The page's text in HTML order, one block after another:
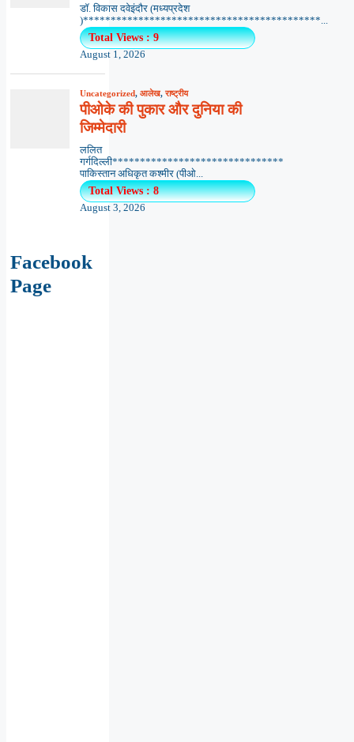
डॉ. विकास दवेइंदौर (मध्यप्रदेश
)*******************************************...
Total Views : 9
August 1, 2026
Uncategorized, आलेख,राष्ट्रीय
पीओके की पुकार और दुनिया की
जिम्मेदारी
ललित
गर्गदिल्ली*******************************
पाकिस्तान अधिकृत कश्मीर (पीओ...
Total Views : 8
August 3, 2026
Facebook
Page